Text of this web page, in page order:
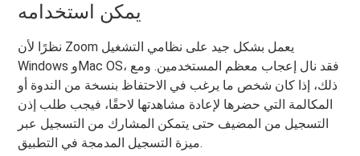
يمكن استخدامه
نظرًا لأن Zoom يعمل بشكل جيد على نظامي التشغيل
Windows وMac OS، فقد نال إعجاب معظم المستخدمين. ومع
ذلك، إذا كان شخص ما يرغب في الاحتفاظ بنسخة من الندوة أو
المكالمة التي حضرها لإعادة مشاهدتها لاحقًا، فيجب طلب إذن
التسجيل من المضيف حتى يتمكن المشارك من التسجيل عبر
ميزة التسجيل المدمجة في التطبيق.